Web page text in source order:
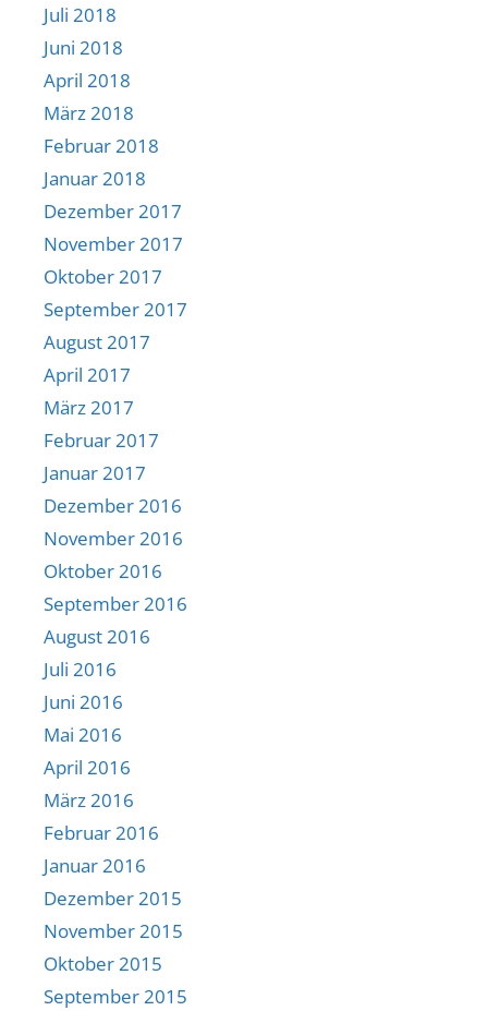
Juli 2018
Juni 2018
April 2018
März 2018
Februar 2018
Januar 2018
Dezember 2017
November 2017
Oktober 2017
September 2017
August 2017
April 2017
März 2017
Februar 2017
Januar 2017
Dezember 2016
November 2016
Oktober 2016
September 2016
August 2016
Juli 2016
Juni 2016
Mai 2016
April 2016
März 2016
Februar 2016
Januar 2016
Dezember 2015
November 2015
Oktober 2015
September 2015